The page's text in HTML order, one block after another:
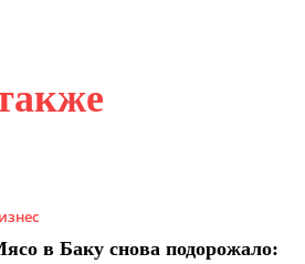
в Баку снова подорожало: